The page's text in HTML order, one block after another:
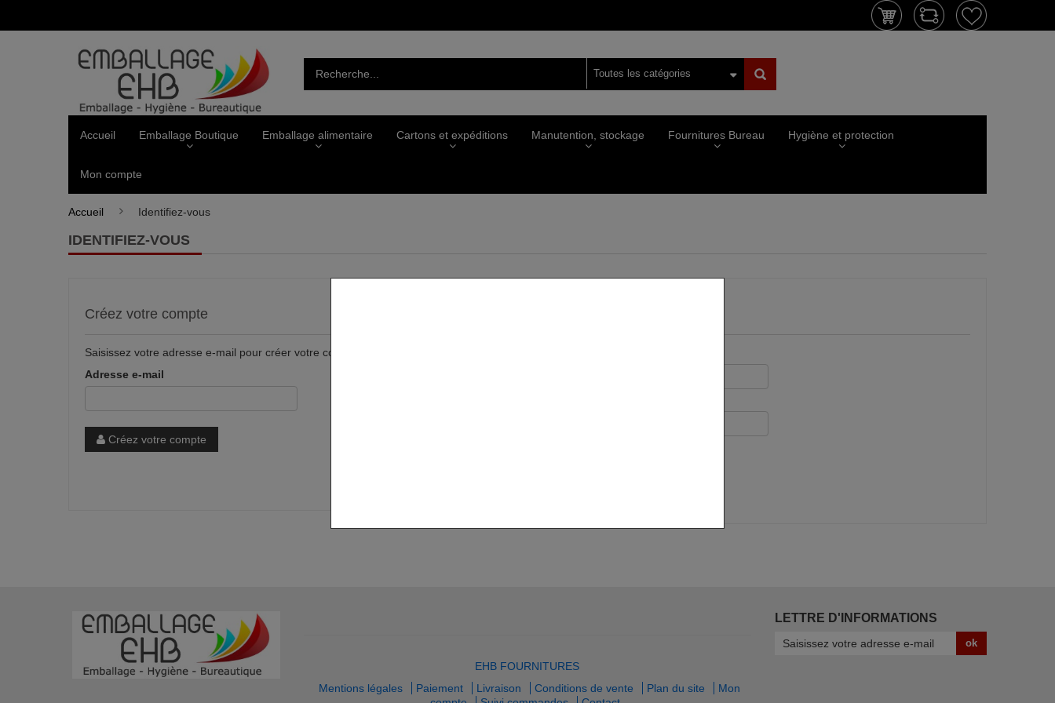
Toutes les catégories
Accueil Emballage Boutique Emballage alimentaire Cartons et expéditions Manutention, stockage Fournitures Bureau Hygiène et protection
Mon compte
Accueil Identifiez-vous
IDENTIFIEZ-VOUS
Créez votre compte
Saisissez votre adresse e-mail pour créer votre compte.
Adresse e-mail
Créez votre compte
EHB FOURNITURES
Mentions légales
Paiement Livraison Conditions de vente Plan du site
Mon
LETTRE D'INFORMATIONS
ok